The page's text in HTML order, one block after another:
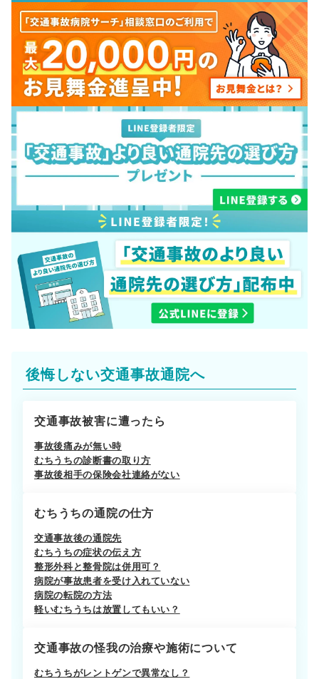
後悔しない交通事故通院へ
交通事故被害に遭ったら
事故後痛みが無い時
むちうちの診断書の取り方
事故後相手の保険会社連絡がない
むちうちの通院の仕方
交通事故後の通院先
むちうちの症状の伝え方
整形外科と整骨院は併用可？
病院が事故患者を受け入れていない
病院の転院の方法
軽いむちうちは放置してもいい？
交通事故の怪我の治療や施術について
むちうちがレントゲンで異常なし？